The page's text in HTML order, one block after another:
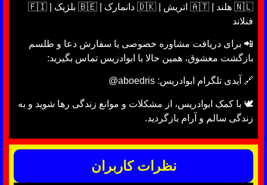
🇳🇱 هلند | 🇦🇹 اتریش | 🇩🇰 دانمارک | 🇧🇪 بلژیک | 🇫🇮
فنلاند
📲 برای دریافت مشاوره خصوصی یا سفارش دعا و طلسم
بازگشت معشوق، همین حالا با ابوادریس تماس بگیرید:
🔗 آیدی تلگرام ابوادریس: aboedris@
🕊 با کمک ابوادریس، از مشکلات و موانع زندگی رها شوید و به
زندگی سالم و آرام بازگردید.
نظرات کاربران